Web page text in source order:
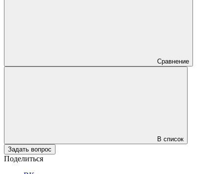
Сравнение
В список
Задать вопрос
Поделиться